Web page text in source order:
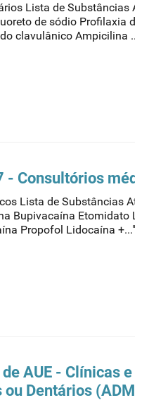
Lista de Substâncias
de sódio Profilaxia de
clavulânico Ampicilina ..."
- Consultórios
Lista de Substâncias
Bupivacaína Etomidato
Propofol Lidocaína +..."
AUE - Clínicas e
Dentários